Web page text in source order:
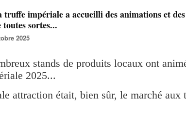
truffe impériale a accueilli des animations et
sortes...
2025
stands de produits locaux ont
2025...
attraction était, bien sûr, le marché aux